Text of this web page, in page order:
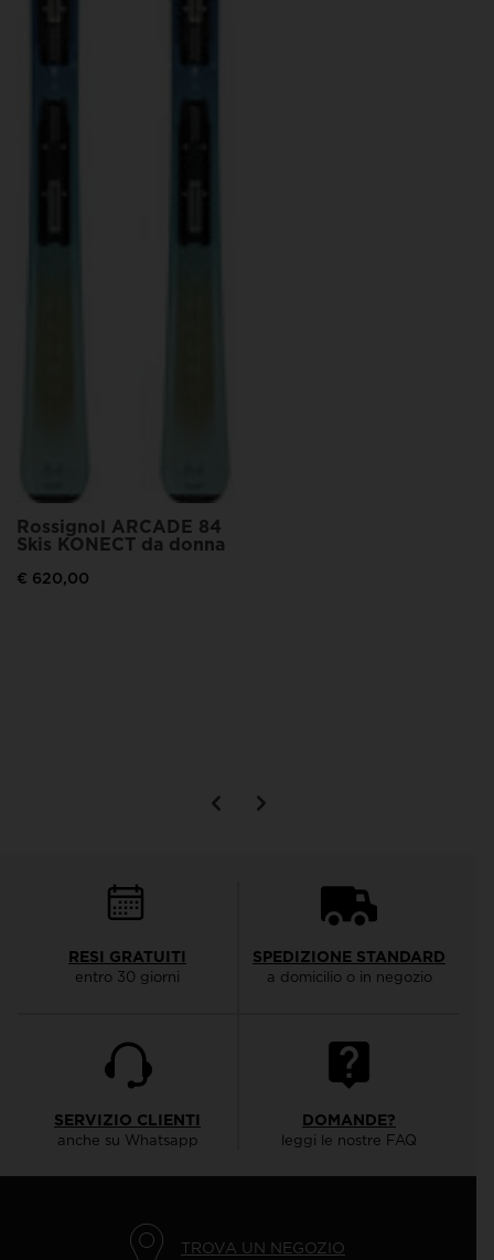
Rossignol ARCADE 84
Skis KONECT da donna
€ 620,00
RESI GRATUITI
entro 30 giorni
SPEDIZIONE STANDARD
a domicilio o in negozio
SERVIZIO CLIENTI
anche su Whatsapp
DOMANDE?
leggi le nostre FAQ
TROVA UN NEGOZIO